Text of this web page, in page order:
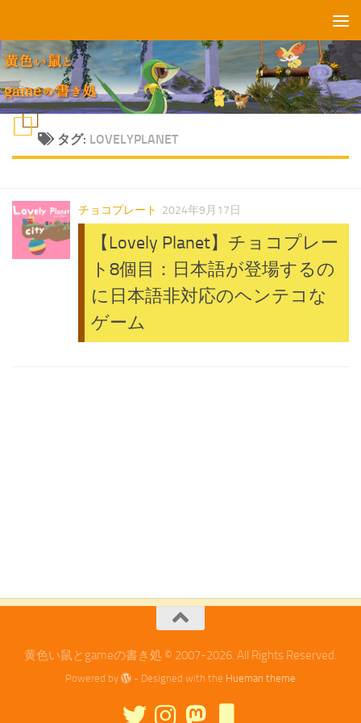
タグ: LOVELYPLANET
チョコプレート 2024年9月17日
【Lovely Planet】チョコプレー
ト8個目：日本語が登場するの
に日本語非対応のヘンテコな
ゲーム
黄色い鼠とgameの書き処 © 2007-2026. All Rights Reserved.
Powered by - Designed with the Hueman theme